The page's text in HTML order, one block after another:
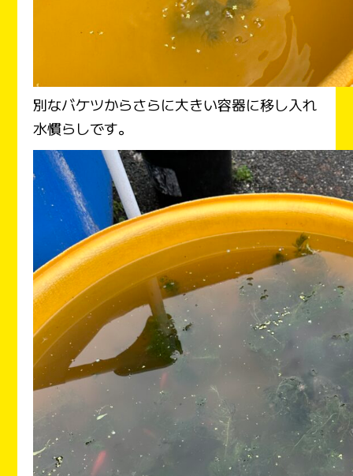
別なバケツからさらに大きい容器に移し入れ
水慣らしです。